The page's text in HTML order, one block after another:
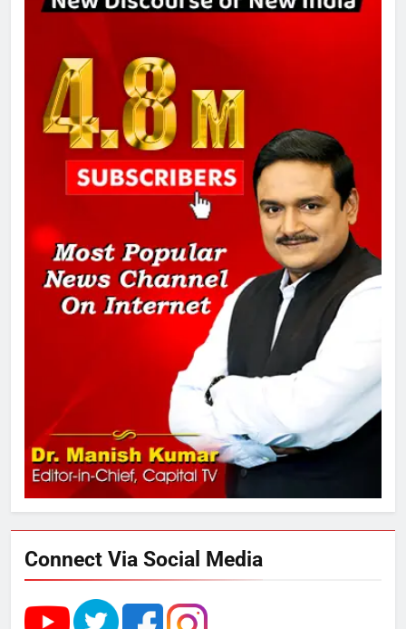
सुप्रीम कोर्ट ने राहुल गांधी के ‘वोट चोरी’
मां को गाली पर कोर्ट का समन जारी
1
अमर शहीद ठाकुर रोशन सिंह के नाम पर
स्वरूप रानी नेहरू चिकित्सालय का
नामकरण करने की मांग को लेकर
अनिश्चितकालीन धरना शुरू
289 एकड़ भूमि पर विकसित होगा कार्बन-
फ्री डेटा सेंटर, हजारों उच्च-कुशल
रोजगार सृजन की संभावना
UP में ग्रामीण बिजली आपूर्ति से कृषि,
डेयरी, कुटीर उद्योग और स्वरोजगार को
मिला बढ़ावा
4
राम की नगरी अयोध्या में आने वाले भक्तों
का स्वागत करेगा लक्ष्मण द्वार
उत्तर प्रदेश में गांवों में बढ़ेंगी सुविधाएं: 67%
Connect Via Social Media